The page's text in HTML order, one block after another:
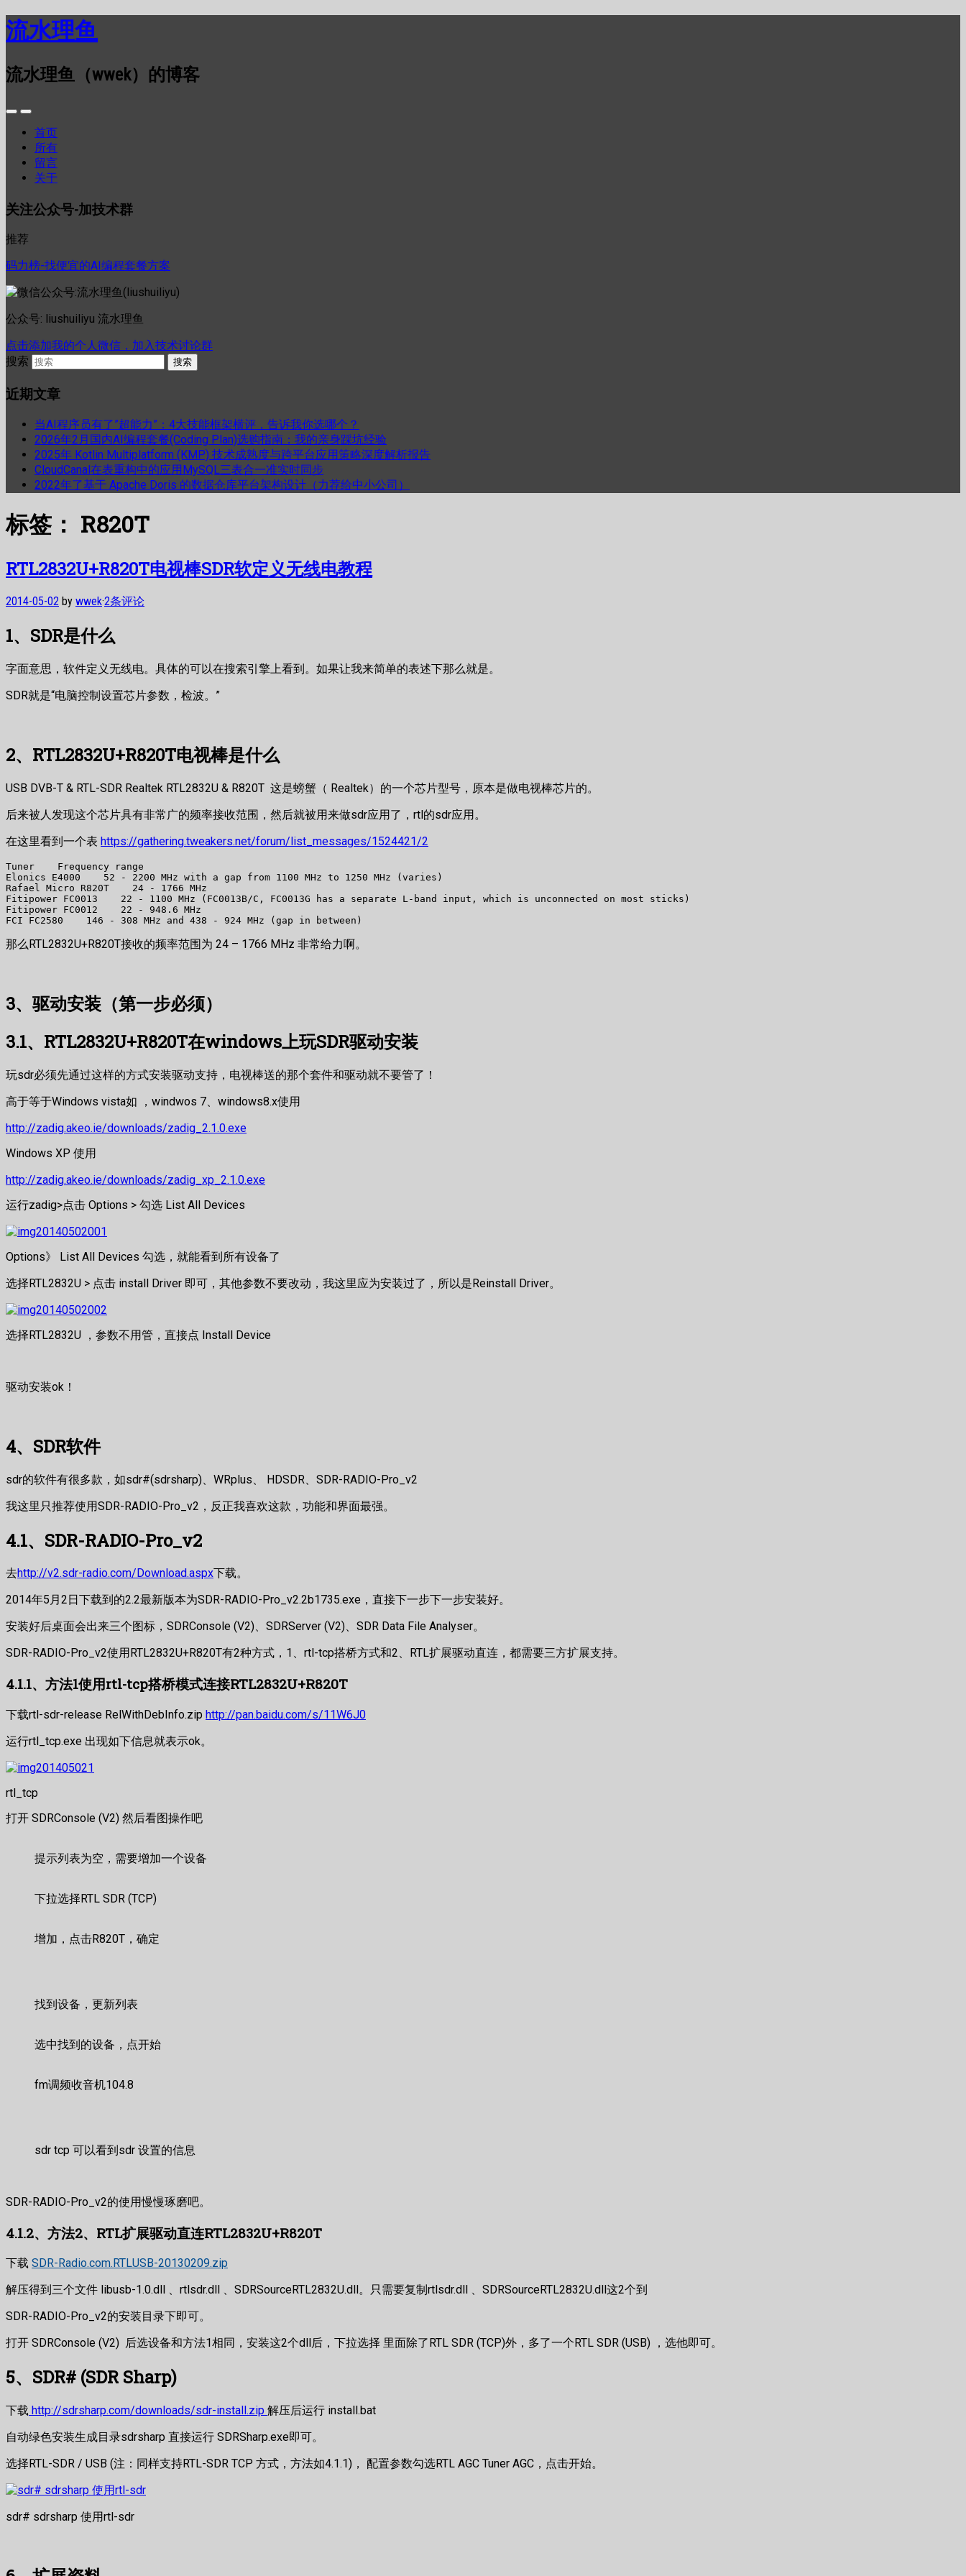
流水理鱼
流水理鱼（wwek）的博客
首页
所有
留言
关于
关注公众号-加技术群
推荐
码力榜-找便宜的AI编程套餐方案
公众号: liushuiliyu 流水理鱼
点击添加我的个人微信，加入技术讨论群
搜索
近期文章
当AI程序员有了”超能力”：4大技能框架横评，告诉我你选哪个？
2026年2月国内AI编程套餐(Coding Plan)选购指南：我的亲身踩坑经验
2025年 Kotlin Multiplatform (KMP) 技术成熟度与跨平台应用策略深度解析报告
CloudCanal在表重构中的应用MySQL三表合一准实时同步
2022年了基于 Apache Doris 的数据仓库平台架构设计（力荐给中小公司）
标签： R820T
RTL2832U+R820T电视棒SDR软定义无线电教程
2014-05-02 by wwek·2条评论
1、SDR是什么
字面意思，软件定义无线电。具体的可以在搜索引擎上看到。如果让我来简单的表述下那么就是。
SDR就是“电脑控制设置芯片参数，检波。”
2、RTL2832U+R820T电视棒是什么
USB DVB-T & RTL-SDR Realtek RTL2832U & R820T 这是螃蟹（ Realtek）的一个芯片型号，原本是做电视棒芯片的。
后来被人发现这个芯片具有非常广的频率接收范围，然后就被用来做sdr应用了，rtl的sdr应用。
在这里看到一个表 https://gathering.tweakers.net/forum/list_messages/1524421/2
Tuner    Frequency range
Elonics E4000    52 - 2200 MHz with a gap from 1100 MHz to 1250 MHz (varies)
Rafael Micro R820T    24 - 1766 MHz
Fitipower FC0013    22 - 1100 MHz (FC0013B/C, FC0013G has a separate L-band input, which is unconnected on most sticks)
Fitipower FC0012    22 - 948.6 MHz
FCI FC2580    146 - 308 MHz and 438 - 924 MHz (gap in between)
那么RTL2832U+R820T接收的频率范围为 24 – 1766 MHz 非常给力啊。
3、驱动安装（第一步必须）
3.1、RTL2832U+R820T在windows上玩SDR驱动安装
玩sdr必须先通过这样的方式安装驱动支持，电视棒送的那个套件和驱动就不要管了！
高于等于Windows vista如 ，windwos 7、windows8.x使用
http://zadig.akeo.ie/downloads/zadig_2.1.0.exe
Windows XP 使用
http://zadig.akeo.ie/downloads/zadig_xp_2.1.0.exe
运行zadig>点击 Options > 勾选 List All Devices
Options》 List All Devices 勾选，就能看到所有设备了
选择RTL2832U > 点击 install Driver 即可，其他参数不要改动，我这里应为安装过了，所以是Reinstall Driver。
选择RTL2832U ，参数不用管，直接点 Install Device
驱动安装ok！
4、SDR软件
sdr的软件有很多款，如sdr#(sdrsharp)、WRplus、 HDSDR、SDR-RADIO-Pro_v2
我这里只推荐使用SDR-RADIO-Pro_v2，反正我喜欢这款，功能和界面最强。
4.1、SDR-RADIO-Pro_v2
去http://v2.sdr-radio.com/Download.aspx下载。
2014年5月2日下载到的2.2最新版本为SDR-RADIO-Pro_v2.2b1735.exe，直接下一步下一步安装好。
安装好后桌面会出来三个图标，SDRConsole (V2)、SDRServer (V2)、SDR Data File Analyser。
SDR-RADIO-Pro_v2使用RTL2832U+R820T有2种方式，1、rtl-tcp搭桥方式和2、RTL扩展驱动直连，都需要三方扩展支持。
4.1.1、方法1使用rtl-tcp搭桥模式连接RTL2832U+R820T
下载rtl-sdr-release RelWithDebInfo.zip http://pan.baidu.com/s/11W6J0
运行rtl_tcp.exe 出现如下信息就表示ok。
rtl_tcp
打开 SDRConsole (V2) 然后看图操作吧
提示列表为空，需要增加一个设备
下拉选择RTL SDR (TCP)
增加，点击R820T，确定
找到设备，更新列表
选中找到的设备，点开始
fm调频收音机104.8
sdr tcp 可以看到sdr 设置的信息
SDR-RADIO-Pro_v2的使用慢慢琢磨吧。
4.1.2、方法2、RTL扩展驱动直连RTL2832U+R820T
下载 SDR-Radio.com.RTLUSB-20130209.zip
解压得到三个文件 libusb-1.0.dll 、rtlsdr.dll 、SDRSourceRTL2832U.dll。只需要复制rtlsdr.dll 、SDRSourceRTL2832U.dll这2个到
SDR-RADIO-Pro_v2的安装目录下即可。
打开 SDRConsole (V2) 后选设备和方法1相同，安装这2个dll后，下拉选择 里面除了RTL SDR (TCP)外，多了一个RTL SDR (USB) ，选他即可。
5、SDR# (SDR Sharp)
下载 http://sdrsharp.com/downloads/sdr-install.zip 解压后运行 install.bat
自动绿色安装生成目录sdrsharp 直接运行 SDRSharp.exe即可。
选择RTL-SDR / USB (注：同样支持RTL-SDR TCP 方式，方法如4.1.1)， 配置参数勾选RTL AGC Tuner AGC，点击开始。
sdr# sdrsharp 使用rtl-sdr